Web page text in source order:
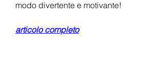
modo divertente e motivante!
articolo completo